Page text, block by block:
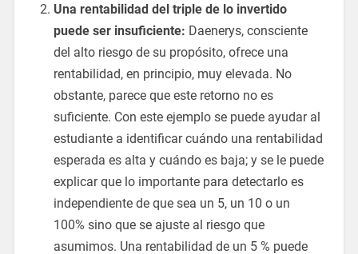
Una rentabilidad del triple de lo invertido
puede ser insuficiente: Daenerys, consciente
del alto riesgo de su propósito, ofrece una
rentabilidad, en principio, muy elevada. No
obstante, parece que este retorno no es
suficiente. Con este ejemplo se puede ayudar al
estudiante a identificar cuándo una rentabilidad
esperada es alta y cuándo es baja; y se le puede
explicar que lo importante para detectarlo es
independiente de que sea un 5, un 10 o un
100% sino que se ajuste al riesgo que
asumimos. Una rentabilidad de un 5 % puede